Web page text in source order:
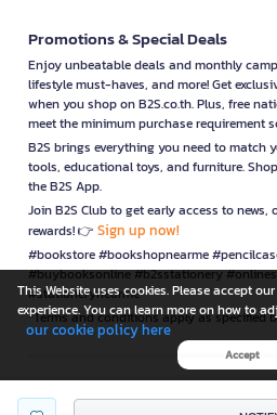
Promotions & Special Deals
Enjoy unbeatable deals and monthly
lifestyle must-haves, and more! Get
when you shop on B2S.co.th. Plus, free
meet the minimum purchase requirement
B2S brings everything you need to
tools, educational toys, and furniture.
the B2S App.
Join B2S Club to get early access to news,
rewards! 👉 Sign up now!
#bookstore #bookshopnearme
#buybooksonline #b2sstationery
#stationerynearme
*Terms and conditions apply as specified
is a company operating
This Website uses cookies. Please accept
experience. You can learn more on how to
our cookie policy here
Accept